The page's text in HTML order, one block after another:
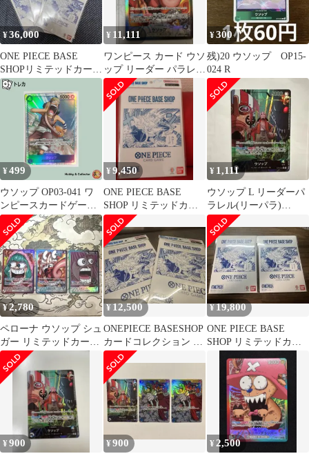
¥36,000
ONE PIECE BASE
SHOPリミテッドカード
コレクションプレイマ
¥ 11,111
ワンピース カード ウソ
ップ リーダー パラレル
OP10-042 ワンピースベ
¥300
残)20 ウソップ OP15-
024 R
¥499
ウソップ OP03-041 ワ
ンピースカードゲーム
( #1463 )
¥9,450
ONE PIECE BASE
SHOP リミテッドカー
ドコレクション vol.1
¥ 1,111
ウソップ L リーダーパ
ラレル(リーパラ)
OP10-042
¥2,780
ペローナ ウソップ シュ
ガー リミテッドカード
コレクション
¥12,500
ONEPIECE BASESHOP
カードコレクション ×2
セット
¥19,800
ONE PIECE BASE
SHOP リミテッドカー
¥900 ¥900 ¥ 2,500